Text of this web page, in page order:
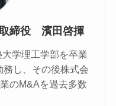
締役 濱田啓揮
学理工学部を卒業
し、その後株式会
のM&Aを過去多数